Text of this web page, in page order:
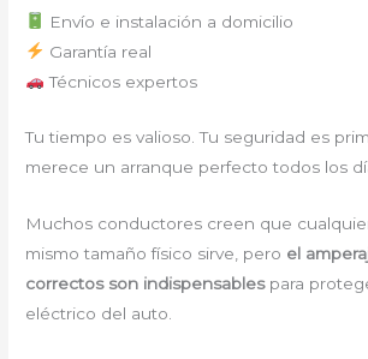
Envío e instalación a domicilio
Garantía real
Técnicos expertos
Tu tiempo es valioso. Tu seguridad es
merece un arranque perfecto todos los
Muchos conductores creen que
mismo tamaño físico sirve, pero el
correctos son indispensablespara
eléctrico del auto.